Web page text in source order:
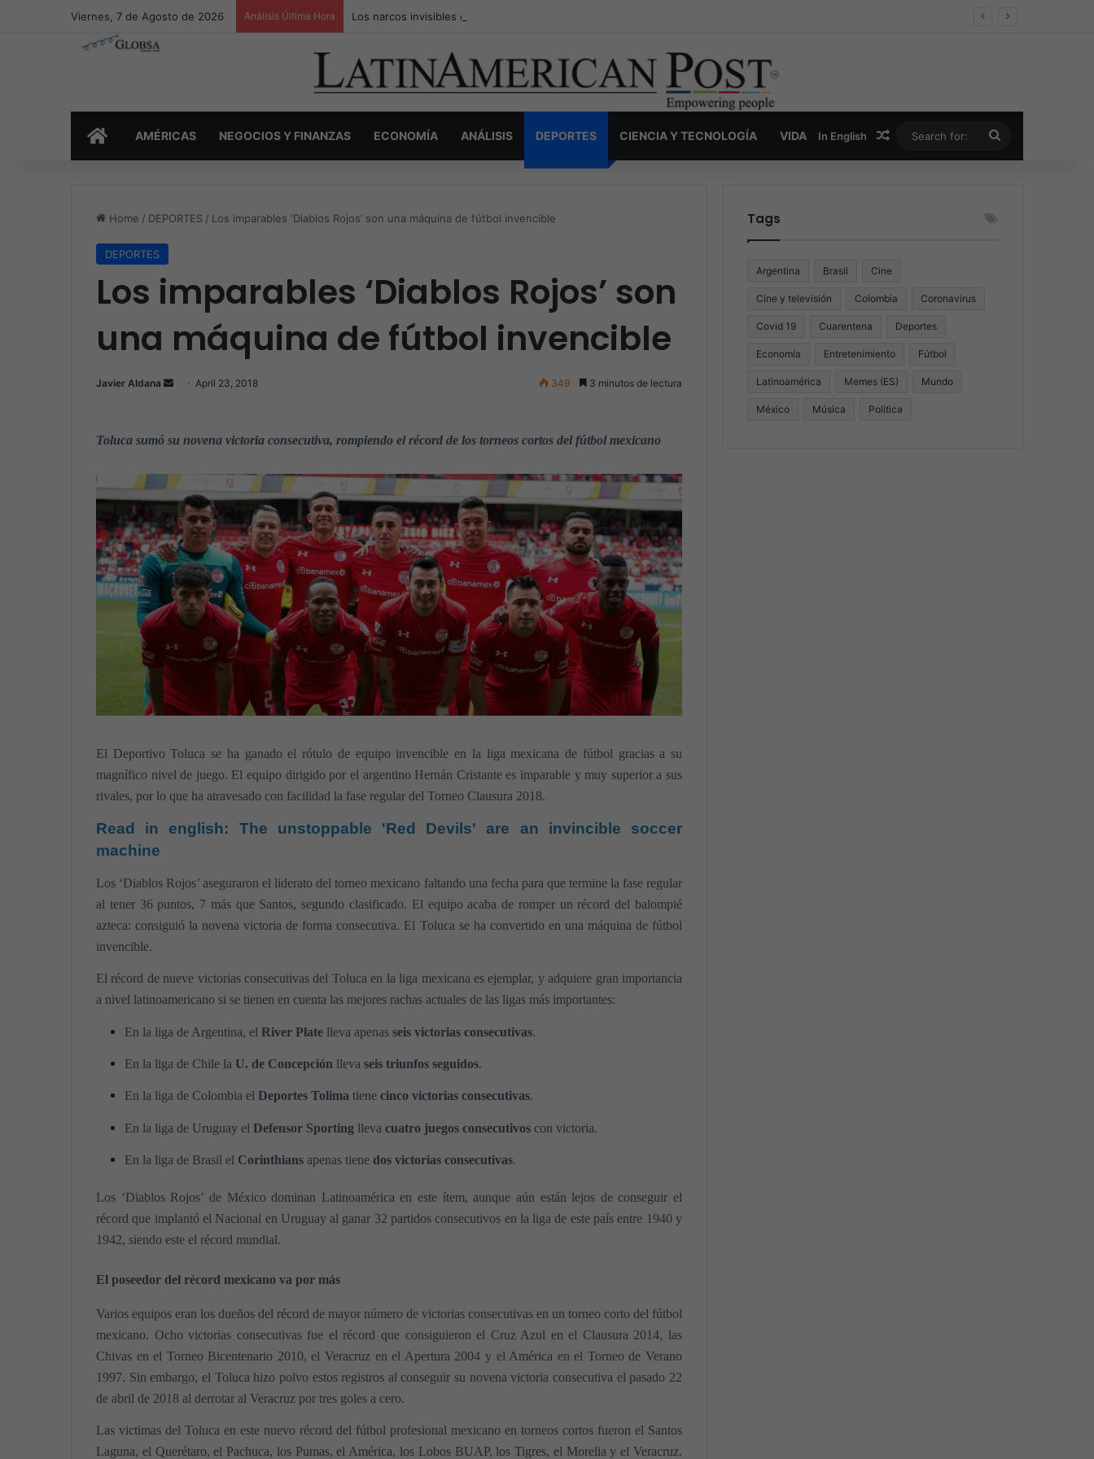
Viernes, 7 de Agosto de 2026 Análisis Última Hora Los narcos invisibles de Colombia: la guerra secreta por la verdad, el poder y la nueva economía de la droga
INICIOAMÉRICAS NEGOCIOS Y FINANZAS ECONOMÍA ANÁLISIS DEPORTES CIENCIA Y TECNOLOGÍA VIDA In English Random Article
for:
Home / DEPORTES / Los imparables ‘Diablos Rojos’ son una máquina de fútbol invencible
DEPORTES
Los imparables ‘Diablos Rojos’ son
una máquina de fútbol invencible
Javier Aldana
d
n
e
m
a
i
l
April 23, 2018 349 3 minutos de lectura
Toluca sumó su novena victoria consecutiva, rompiendo el récord de los torneos cortos del fútbol mexicano
El Deportivo Toluca se ha ganado el rótulo de equipo invencible en la liga mexicana de fútbol gracias a su
magnífico nivel de juego. El equipo dirigido por el argentino Hernán Cristante es imparable y muy superior a sus
rivales, por lo que ha atravesado con facilidad la fase regular del Torneo Clausura 2018.
Read in english: The unstoppable 'Red Devils' are an invincible soccer
machine
Los ‘Diablos Rojos’ aseguraron el liderato del torneo mexicano faltando una fecha para que termine la fase regular
al tener 36 puntos, 7 más que Santos, segundo clasificado. El equipo acaba de romper un récord del balompié
azteca: consiguió la novena victoria de forma consecutiva. El Toluca se ha convertido en una máquina de fútbol
invencible.
El récord de nueve victorias consecutivas del Toluca en la liga mexicana es ejemplar, y adquiere gran importancia
a nivel latinoamericano si se tienen en cuenta las mejores rachas actuales de las ligas más importantes:
En la liga de Argentina, el River Plate lleva apenas seis victorias consecutivas.
En la liga de Chile la U. de Concepción lleva seis triunfos seguidos.
En la liga de Colombia el Deportes Tolima tiene cinco victorias consecutivas.
En la liga de Uruguay el Defensor Sporting lleva cuatro juegos consecutivos con victoria.
En la liga de Brasil el Corinthians apenas tiene dos victorias consecutivas.
Los ‘Diablos Rojos’ de México dominan Latinoamérica en este ítem, aunque aún están lejos de conseguir el
récord que implantó el Nacional en Uruguay al ganar 32 partidos consecutivos en la liga de este país entre 1940 y
1942, siendo este el récord mundial.
El poseedor del récord mexicano va por más
Varios equipos eran los dueños del récord de mayor número de victorias consecutivas en un torneo corto del fútbol
mexicano. Ocho victorias consecutivas fue el récord que consiguieron el Cruz Azul en el Clausura 2014, las
Chivas en el Torneo Bicentenario 2010, el Veracruz en el Apertura 2004 y el América en el Torneo de Verano
1997. Sin embargo, el Toluca hizo polvo estos registros al conseguir su novena victoria consecutiva el pasado 22
de abril de 2018 al derrotar al Veracruz por tres goles a cero.
Las victimas del Toluca en este nuevo récord del fútbol profesional mexicano en torneos cortos fueron el Santos
Laguna, el Querétaro, el Pachuca, los Pumas, el América, los Lobos BUAP, los Tigres, el Morelia y el Veracruz.
Tags
Argentina Brasil Cine
Cine y televisión Colombia Coronavirus
Covid 19 Cuarentena Deportes
Economía Entretenimiento Fútbol
Latinoamérica Memes (ES) Mundo
México Música Politica